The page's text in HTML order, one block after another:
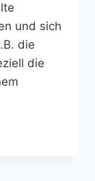
und sich
die
die